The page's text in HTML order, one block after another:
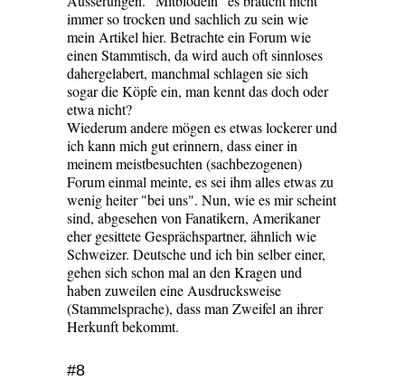
immer so trocken und sachlich zu sein wie
mein Artikel hier. Betrachte ein Forum wie
einen Stammtisch, da wird auch oft sinnloses
dahergelabert, manchmal schlagen sie sich
sogar die Köpfe ein, man kennt das doch oder
etwa nicht?
Wiederum andere mögen es etwas lockerer und
ich kann mich gut erinnern, dass einer in
meinem meistbesuchten (sachbezogenen)
Forum einmal meinte, es sei ihm alles etwas zu
wenig heiter "bei uns". Nun, wie es mir scheint
sind, abgesehen von Fanatikern, Amerikaner
eher gesittete Gesprächspartner, ähnlich wie
Schweizer. Deutsche und ich bin selber einer,
gehen sich schon mal an den Kragen und
haben zuweilen eine Ausdrucksweise
(Stammelsprache), dass man Zweifel an ihrer
Herkunft bekommt.
#8